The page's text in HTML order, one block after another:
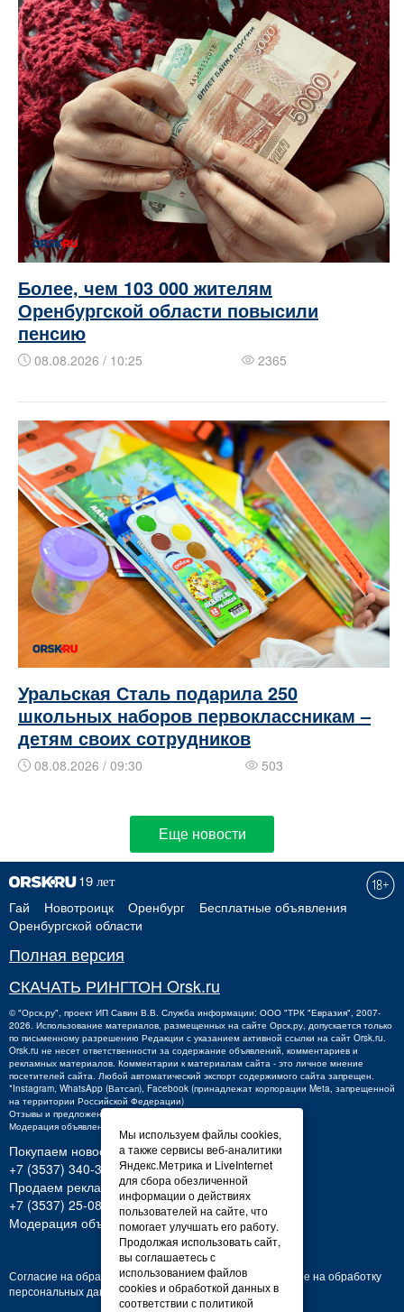
Более, чем 103 000 жителям
Оренбургской области повысили
пенсию
08.08.2026 / 10:25 2365
Уральская Сталь подарила 250
школьных наборов первоклассникам –
детям своих сотрудников
08.08.2026 / 09:30 503
Еще новости
Гай Новотроицк Оренбург
Бесплатные объявления
Оренбургской области
Полная версия
СКАЧАТЬ РИНГТОН Orsk.ru
©"Орск.ру", проект ИП Савин В.В. Служба информации: ООО "ТРК "Евразия", 2007-
2026. Использование материалов, размещенных на сайте Орск.ру, допускается только
по письменному разрешению Редакции с указанием активной ссылки на сайт Orsk.ru.
Orsk.ru не несет ответственности за содержание объявлений, комментариев и
рекламных материалов. Комментарии к материалам сайта - это личное мнение
посетителей сайта. Любой автоматический экспорт содержимого сайта запрещен.
*Instagram, WhatsApp (Ватсап), Facebook (принадлежат корпорации Meta, запрещенной
на территории Российской Федерации)
Отзывы и предложения о работе портала:
Модерация объявлений +7 (3537) 32-71-28
Покупаем новости:
+7 (3537) 340-300,340300@orsk.ru
Продаем рекламу:
+7 (3537) 25-08-07;250807@orsk.ru
Модерация объявлений: +7 (3537) 32-71-28
Согласие на обработку персональных данных
Согласие на обработку
персональных данных
Мы используем файлы cookies,
а также сервисы веб-аналитики
Яндекс.Метрика и LiveInternet
для сбора обезличенной
информации о действиях
пользователей на сайте, что
помогает улучшать его работу.
Продолжая использовать сайт,
вы соглашаетесь с
использованием файлов
cookies и обработкой данных в
соответствии с политикой